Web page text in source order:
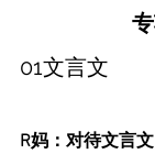
01文言文
R妈：对待文言